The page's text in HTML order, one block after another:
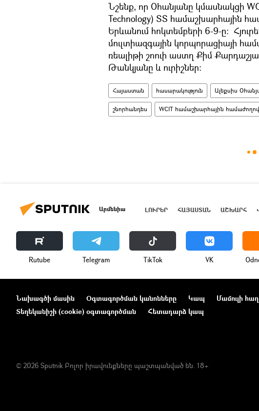
Նշենք, որ Օհանյանը կմասնակցի
Technology) ՏՏ համաշխարհային
Երևանում հոկտեմբերի 6-9-ը։
մուլտիազգային կորպորացիայի
ռեալիթի շոուի աստղ Քիմ
Թանկյանը և ուրիշներ։
Հայաստան հասարակություն Ալեքսիս
շնորհանդես WCIT համաշխարհային
Արմենիա ԼՈՒՐԵՐ ՀԱՅԱՍՏԱՆ ԱՇԽԱՐՀ
Rutube Telegram ТikТоk VK
Նախագծի մասին Օգտագործման կանոնները Կապ Մամուլի
Տեղեկանիշի (cookie) օգտագործման
Հետադարձ կապ
© 2026 Sputnik Բոլոր իրավունքները պաշտպանված են. 18+